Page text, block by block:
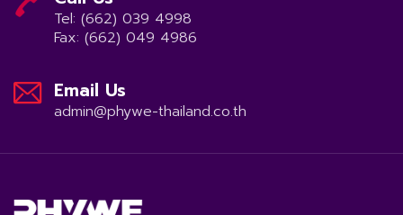
Tel: (662) 039 4998
Fax: (662) 049 4986
Email Us
admin@phywe-thailand.co.th